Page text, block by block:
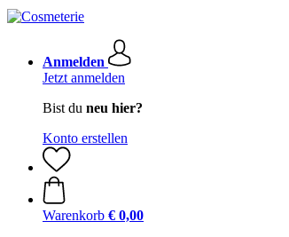
Anmelden
Jetzt anmelden
Bist du neu hier?
Konto erstellen
Warenkorb € 0,00